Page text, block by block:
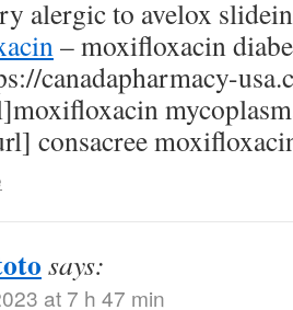
alergic to avelox
– moxifloxacin
canadapharmacy-
consacree
says:
at 7 h 47 min